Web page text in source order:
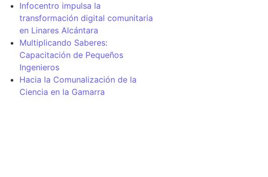
Infocentro impulsa la
transformación digital comunitaria
en Linares Alcántara
Multiplicando Saberes:
Capacitación de Pequeños
Ingenieros
Hacia la Comunalización de la
Ciencia en la Gamarra